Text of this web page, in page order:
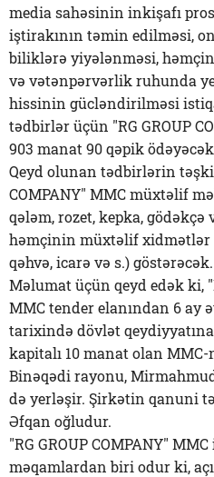
media sahəsinin inkişafı
iştirakının təmin edilməsi,
biliklərə yiyələnməsi,
və vətənpərvərlik ruhunda
hissinin gücləndirilməsi
tədbirlər üçün "RG GROUP
903 manat 90 qəpik
Qeyd olunan tədbirlərin
COMPANY" MMC müxtəlif
qələm, rozet, kepka, gödəkçə
həmçinin müxtəlif xidmətlər
qəhvə, icarə və s.) göstərəcək.
Məlumat üçün qeyd edək ki,
MMC tender elanından 6 ay
tarixində dövlət qeydiyyatına
kapitalı 10 manat olan
Binəqədi rayonu,
də yerləşir. Şirkətin qanuni
Əfqan oğludur.
"RG GROUP COMPANY"
məqamlardan biri odur ki,